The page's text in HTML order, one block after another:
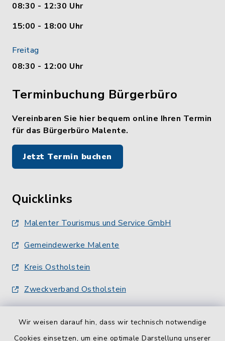
Wir weisen darauf hin, dass wir technisch notwendige
Cookies einsetzen, um eine optimale Darstellung unserer
08:30 - 12:30 Uhr
15:00 - 18:00 Uhr
Freitag
08:30 - 12:00 Uhr
Terminbuchung Bürgerbüro
Vereinbaren Sie hier bequem online Ihren Termin
für das Bürgerbüro Malente.
Jetzt Termin buchen
Quicklinks
Malenter Tourismus und Service GmbH
Gemeindewerke Malente
Kreis Ostholstein
Zweckverband Ostholstein